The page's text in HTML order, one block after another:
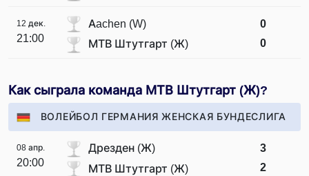
12 дек.
21:00
Aachen (W)
МТВ Штутгарт (Ж)
0
0
Как сыграла команда МТВ Штутгарт (Ж)?
ВОЛЕЙБОЛ ГЕРМАНИЯ ЖЕНСКАЯ БУНДЕСЛИГА
08 апр.
20:00
Дрезден (Ж)
МТВ Штутгарт (Ж)
3
2